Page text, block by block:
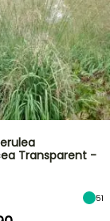
Transparent -
51